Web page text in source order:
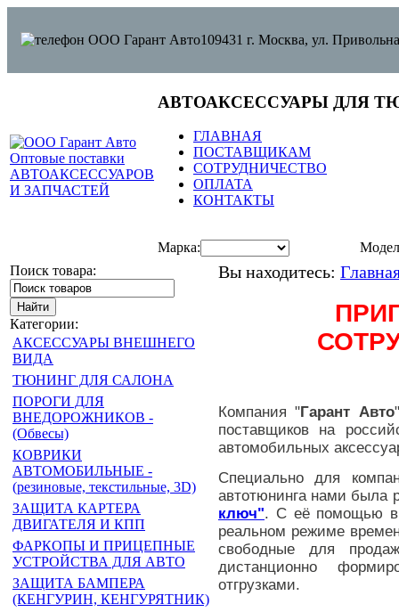
109431 г. Москва, ул.
АВТОАКСЕССУАРЫ ДЛЯ
ГЛАВНАЯ
ПОСТАВЩИКАМ
СОТРУДНИЧЕСТВО
ОПЛАТА
КОНТАКТЫ
Марка:
Поиск товара:
Категории:
АКСЕССУАРЫ ВНЕШНЕГО
ВИДА
ТЮНИНГ ДЛЯ САЛОНА
ПОРОГИ ДЛЯ
ВНЕДОРОЖНИКОВ -
(Обвесы)
КОВРИКИ
АВТОМОБИЛЬНЫЕ -
(резиновые, текстильные, 3D)
ЗАЩИТА КАРТЕРА
ДВИГАТЕЛЯ И КПП
ФАРКОПЫ И ПРИЦЕПНЫЕ
УСТРОЙСТВА ДЛЯ АВТО
ЗАЩИТА БАМПЕРА
(КЕНГУРИН, КЕНГУРЯТНИК)
Вы находитесь:
Компания "Гарант Авто
поставщиков на
автомобильных
Специально для
автотюнинга нами была
ключ". С её помощью
реальном режиме
свободные для
дистанционно
отгрузками.